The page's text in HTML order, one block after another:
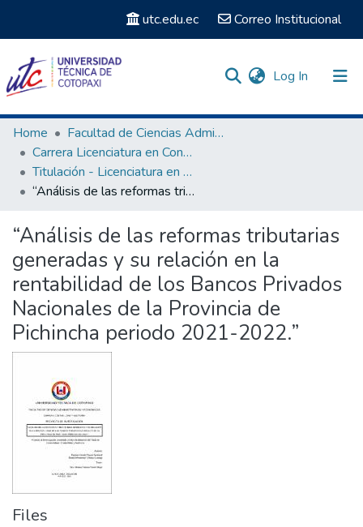
utc.edu.ec Correo Institucional
Log In (current)
Communities & Collections
Search
Statistics
Home
Facultad de Ciencias Administrativas y Económicas
Carrera Licenciatura en Contabilidad y Auditoria
Titulación - Licenciatura en Contabilidad y Auditoria
“Análisis de las reformas tributarias generadas y su relación en la rentabilidad de los Bancos Privados Nacionales de la Provincia de Pichincha periodo 2021-2022.”
“Análisis de las reformas tributarias
generadas y su relación en la
rentabilidad de los Bancos Privados
Nacionales de la Provincia de
Pichincha periodo 2021-2022.”
Files